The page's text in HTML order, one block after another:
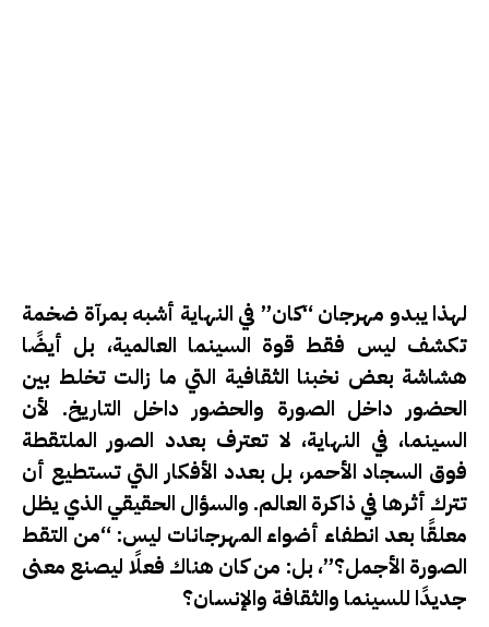
لهذا يبدو مهرجان “كان” في النهاية أشبه بمرآة ضخمة
تكشف ليس فقط قوة السينما العالمية، بل أيضًا
هشاشة بعض نخبنا الثقافية التي ما زالت تخلط بين
الحضور داخل الصورة والحضور داخل التاريخ. لأن
السينما، في النهاية، لا تعترف بعدد الصور الملتقطة
فوق السجاد الأحمر، بل بعدد الأفكار التي تستطيع أن
تترك أثرها في ذاكرة العالم. والسؤال الحقيقي الذي يظل
معلقًا بعد انطفاء أضواء المهرجانات ليس: “من التقط
الصورة الأجمل؟”، بل: من كان هناك فعلًا ليصنع معنى
جديدًا للسينما والثقافة والإنسان؟